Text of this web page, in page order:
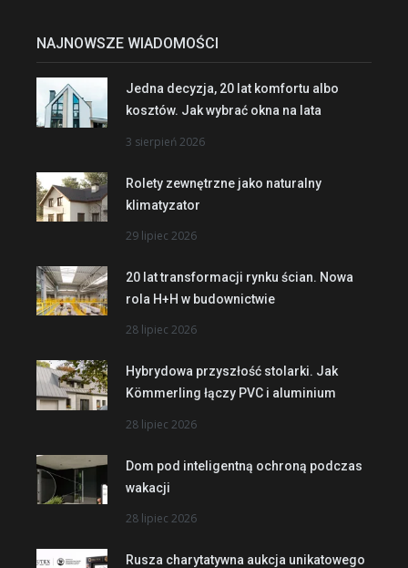
NAJNOWSZE WIADOMOŚCI
Jedna decyzja, 20 lat komfortu albo
kosztów. Jak wybrać okna na lata
3 sierpień 2026
Rolety zewnętrzne jako naturalny
klimatyzator
29 lipiec 2026
20 lat transformacji rynku ścian. Nowa
rola H+H w budownictwie
28 lipiec 2026
Hybrydowa przyszłość stolarki. Jak
Kömmerling łączy PVC i aluminium
28 lipiec 2026
Dom pod inteligentną ochroną podczas
wakacji
28 lipiec 2026
Rusza charytatywna aukcja unikatowego